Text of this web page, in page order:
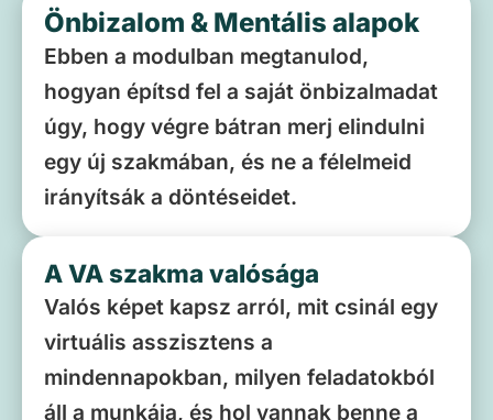
Önbizalom & Mentális alapok
Ebben a modulban megtanulod,
hogyan építsd fel a saját önbizalmadat
úgy, hogy végre bátran merj elindulni
egy új szakmában, és ne a félelmeid
irányítsák a döntéseidet.
A VA szakma valósága
Valós képet kapsz arról, mit csinál egy
virtuális asszisztens a
mindennapokban, milyen feladatokból
áll a munkája, és hol vannak benne a